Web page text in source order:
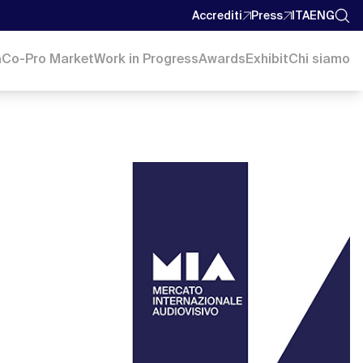
Accrediti Press ITAENG
Co-Pro MarketWork in ProgressAwardsExhibitChi siamo